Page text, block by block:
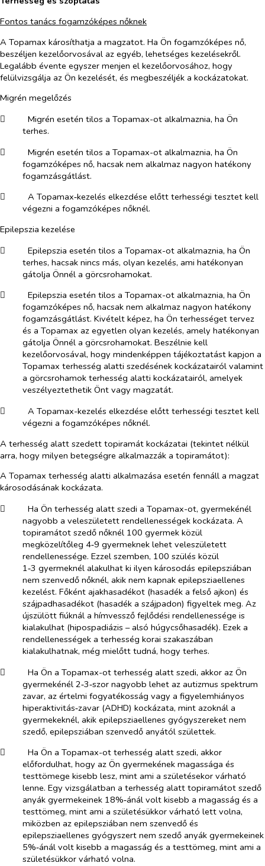
Fontos tanács fogamzóképes nőknek
A Topamax károsíthatja a magzatot. Ha Ön fogamzóképes nő,
beszéljen kezelőorvosával az egyéb, lehetséges kezelésekről.
Legalább évente egyszer menjen el kezelőorvosához, hogy
felülvizsgálja az Ön kezelését, és megbeszéljék a kockázatokat.
Migrén megelőzés
​
Migrén esetén tilos a Topamax-ot alkalmaznia, ha Ön
terhes.
​
Migrén esetén tilos a Topamax-ot alkalmaznia, ha Ön
fogamzóképes nő, hacsak nem alkalmaz nagyon hatékony
fogamzásgátlást.
​
A Topamax‑kezelés elkezdése előtt terhességi tesztet kell
végezni a fogamzóképes nőknél.
Epilepszia kezelése
​
Epilepszia esetén tilos a Topamax-ot alkalmaznia, ha Ön
terhes, hacsak nincs más, olyan kezelés, ami hatékonyan
gátolja Önnél a görcsrohamokat.
​
Epilepszia esetén tilos a Topamax-ot alkalmaznia, ha Ön
fogamzóképes nő, hacsak nem alkalmaz nagyon hatékony
fogamzásgátlást. Kivételt képez, ha Ön terhességet tervez
és a Topamax az egyetlen olyan kezelés, amely hatékonyan
gátolja Önnél a görcsrohamokat. Beszélnie kell
kezelőorvosával, hogy mindenképpen tájékoztatást kapjon a
Topamax terhesség alatti szedésének kockázatairól valamint
a görcsrohamok terhesség alatti kockázatairól, amelyek
veszélyeztethetik Önt vagy magzatát.
​
A Topamax-kezelés elkezdése előtt terhességi tesztet kell
végezni a fogamzóképes nőknél.
A terhesség alatt szedett topiramát kockázatai (tekintet nélkül
arra, hogy milyen betegségre alkalmazzák a topiramátot):
A Topamax terhesség alatti alkalmazása esetén fennáll a magzat
károsodásának kockázata.
​
Ha Ön terhesség alatt szedi a Topamax-ot, gyermekénél
nagyobb a veleszületett rendellenességek kockázata. A
topiramátot szedő nőknél 100 gyermek közül
megközelítőleg 4‑9 gyermeknek lehet veleszületett
rendellenessége. Ezzel szemben, 100 szülés közül
1‑3 gyermeknél alakulhat ki ilyen károsodás epilepsziában
nem szenvedő nőknél, akik nem kapnak epilepsziaellenes
kezelést. Főként ajakhasadékot (hasadék a felső ajkon) és
szájpadhasadékot (hasadék a szájpadon) figyeltek meg. Az
újszülött fiúknál a hímvessző fejlődési rendellenessége is
kialakulhat (hipospadiázis – alsó húgycsőhasadék). Ezek a
rendellenességek a terhesség korai szakaszában
kialakulhatnak, még mielőtt tudná, hogy terhes.
​
Ha Ön a Topamax-ot terhesség alatt szedi, akkor az Ön
gyermekénél 2‑3‑szor nagyobb lehet az autizmus spektrum
zavar, az értelmi fogyatékosság vagy a figyelemhiányos
hiperaktivitás‑zavar (ADHD) kockázata, mint azoknál a
gyermekeknél, akik epilepsziaellenes gyógyszereket nem
szedő, epilepsziában szenvedő anyától születtek.
​
Ha Ön a Topamax-ot terhesség alatt szedi, akkor
előfordulhat, hogy az Ön gyermekének magassága és
testtömege kisebb lesz, mint ami a születésekor várható
lenne. Egy vizsgálatban a terhesség alatt topiramátot szedő
anyák gyermekeinek 18%‑ánál volt kisebb a magasság és a
testtömeg, mint ami a születésükkor várható lett volna,
miközben az epilepsziában nem szenvedő és
epilepsziaellenes gyógyszert nem szedő anyák gyermekeinek
5%‑ánál volt kisebb a magasság és a testtömeg, mint ami a
születésükkor várható volna.